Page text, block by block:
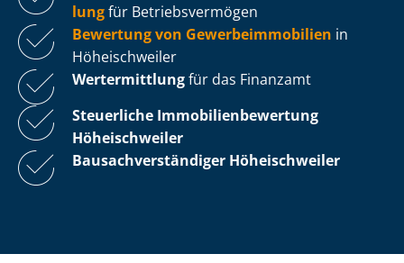
lungfür Be­triebs­ver­mö­gen
Bewertung von Ge­wer­be­im­mo­bi­li­en in
Höheischweiler
Wertermittlungfür das Finanzamt
Steuerliche Im­mo­bi­li­en­be­wer­tung
Höheischweiler
Bau­sach­ver­stän­di­ger Höheischweiler